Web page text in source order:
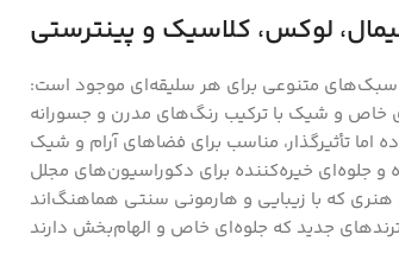
لوکس، کلاسیک و پینترستی
سبک‌های متنوعی برای هر سلیقه‌ای موجود است:
خاص و شیک با ترکیب رنگ‌های مدرن و جسورانه
اما تأثیرگذار، مناسب برای فضاهای آرام و شیک
و جلوه‌ای خیره‌کننده برای دکوراسیون‌های مجلل
که با زیبایی و هارمونی سنتی هماهنگ‌اند
جدید که جلوه‌ای خاص و الهام‌بخش دارند